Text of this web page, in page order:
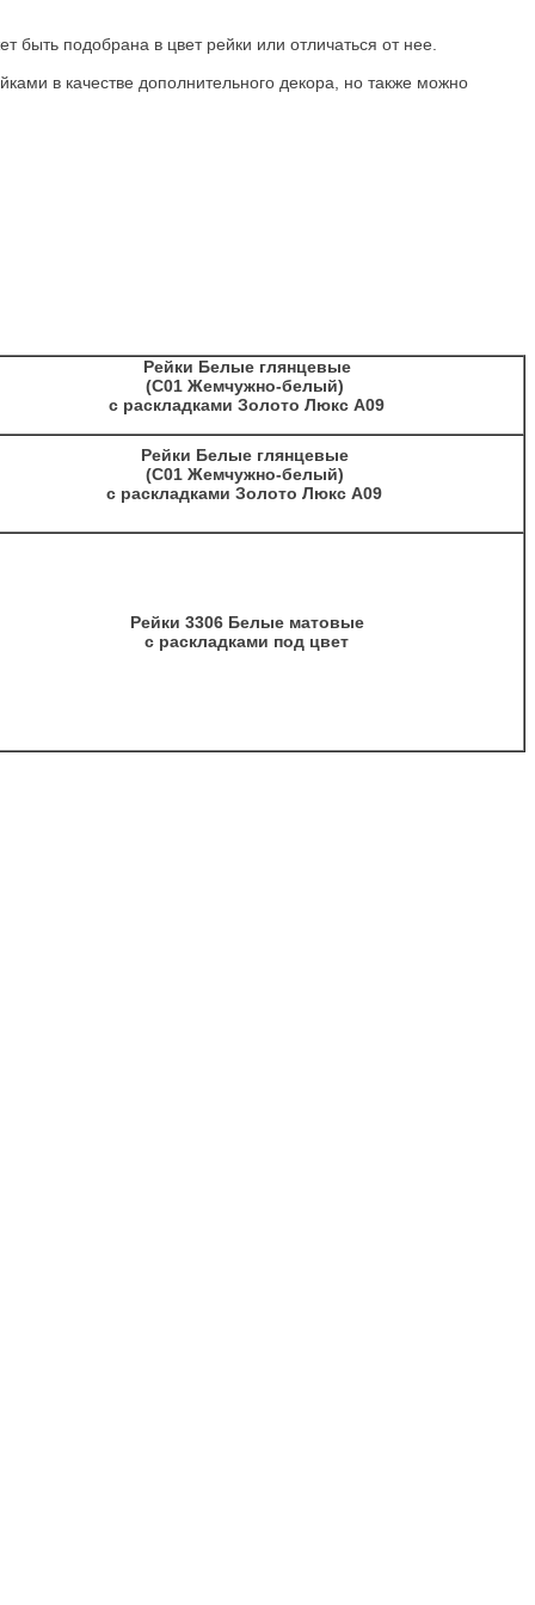
быть подобрана в цвет рейки или отличаться от нее.
в качестве дополнительного декора, но также можно
Рейки Белые глянцевые
(C01 Жемчужно-белый)
с раскладками Золото Люкс A09
Рейки Белые глянцевые
(C01 Жемчужно-белый)
с раскладками Золото Люкс A09
Рейки 3306 Белые матовые
с раскладками под цвет